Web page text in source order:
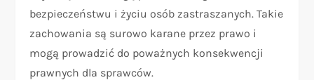
bezpieczeństwu i życiu osób zastraszanych. Takie
zachowania są surowo karane przez prawo i
mogą prowadzić do poważnych konsekwencji
prawnych dla sprawców.